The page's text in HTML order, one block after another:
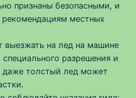
признаны безопасными, и
рекомендациям местных
выезжать на лед на машине
специального разрешения и
толстый лед может